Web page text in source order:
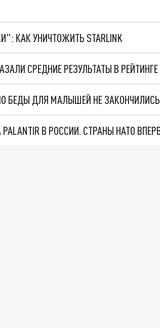
КАК УНИЧТОЖИТЬ STARLINK
БЕДЫ ДЛЯ МАЛЫШЕЙ НЕ ЗАКОНЧИЛИСЬ